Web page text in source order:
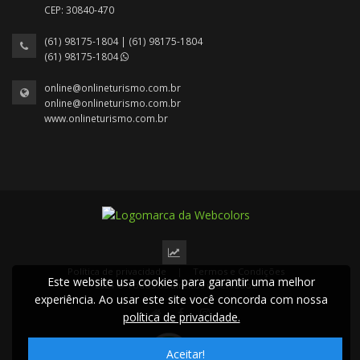
CEP: 30840-470
(61) 98175-1804 | (61) 98175-1804
(61) 98175-1804
online@onlineturismo.com.br
online@onlineturismo.com.br
www.onlineturismo.com.br
2024 © Todos os direitos reservados.
Este website usa cookies para garantir uma melhor
experiência. Ao usar este site você concorda com nossa
política de privacidade.
Aceitar!